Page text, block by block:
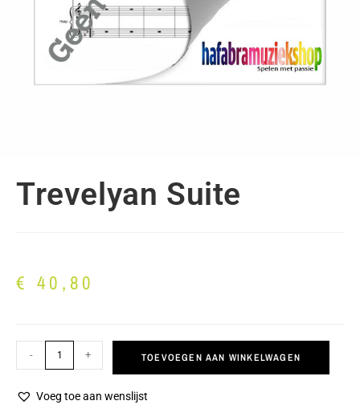
Trevelyan Suite
€ 40,80
- + TOEVOEGEN AAN WINKELWAGEN
Voeg toe aan wenslijst